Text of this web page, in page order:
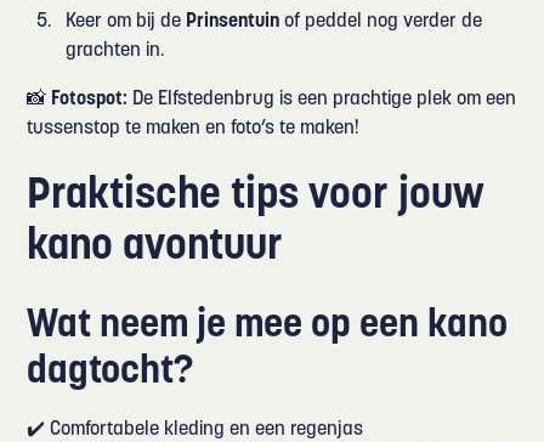
Keer om bij de Prinsentuin of peddel nog verder de
grachten in.
📸 Fotospot: De Elfstedenbrug is een prachtige plek om een
tussenstop te maken en foto’s te maken!
Praktische tips voor jouw
kano avontuur
Wat neem je mee op een kano
dagtocht?
✔️ Comfortabele kleding en een regenjas